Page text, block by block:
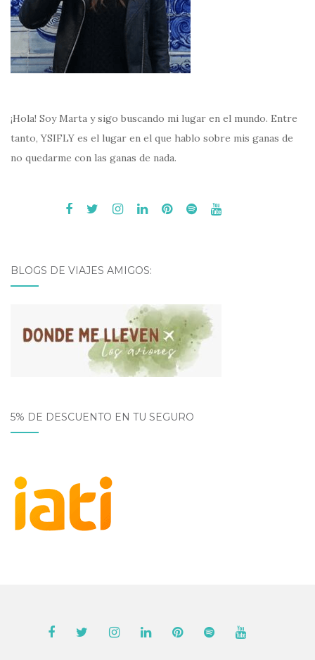
¡Hola! Soy Marta y sigo buscando mi lugar en el mundo. Entre
tanto, YSIFLY es el lugar en el que hablo sobre mis ganas de
no quedarme con las ganas de nada.
BLOGS DE VIAJES AMIGOS:
5% DE DESCUENTO EN TU SEGURO